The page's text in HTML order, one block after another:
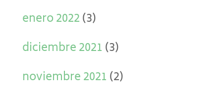
enero 2022(3)
diciembre 2021 (3)
noviembre 2021 (2)